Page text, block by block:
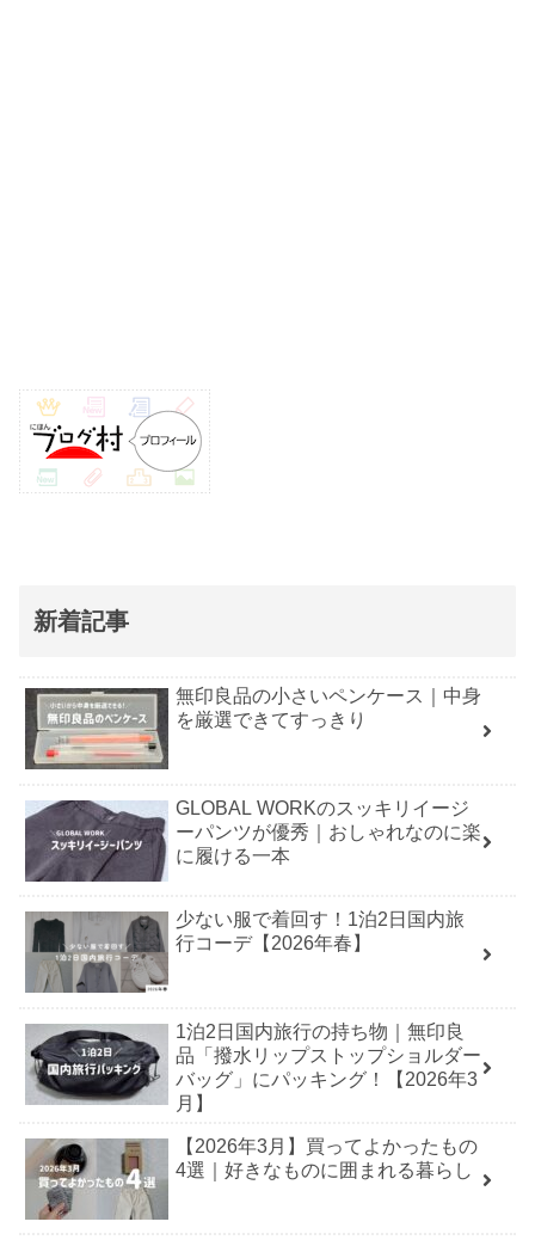
新着記事
無印良品の小さいペンケース｜中身
を厳選できてすっきり
GLOBAL WORKのスッキリイージ
ーパンツが優秀｜おしゃれなのに楽
に履ける一本
少ない服で着回す！1泊2日国内旅
行コーデ【2026年春】
1泊2日国内旅行の持ち物｜無印良
品「撥水リップストップショルダー
バッグ」にパッキング！【2026年3
月】
【2026年3月】買ってよかったもの
4選｜好きなものに囲まれる暮らし